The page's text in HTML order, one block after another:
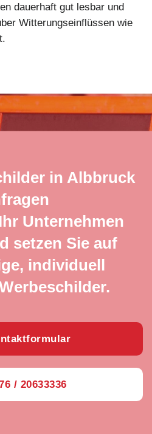
dauerhaft gut lesbar und
Witterungseinflüssen wie
in Albbruck
Unternehmen
setzen Sie auf
individuell
/ 20633336